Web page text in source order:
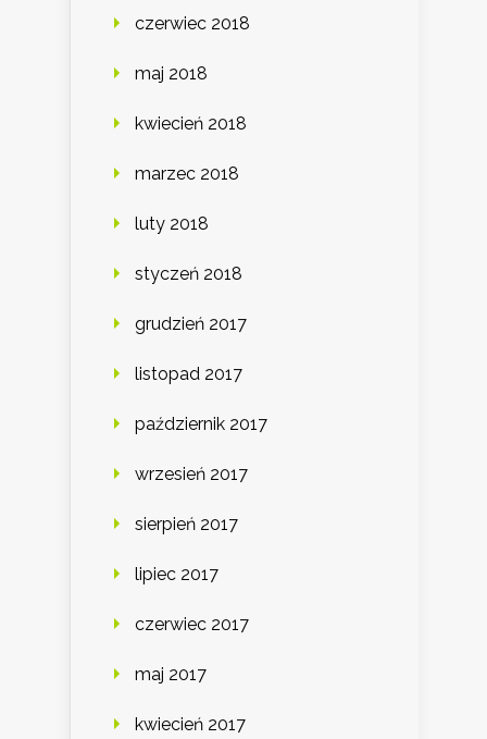
czerwiec 2018
maj 2018
kwiecień 2018
marzec 2018
luty 2018
styczeń 2018
grudzień 2017
listopad 2017
październik 2017
wrzesień 2017
sierpień 2017
lipiec 2017
czerwiec 2017
maj 2017
kwiecień 2017